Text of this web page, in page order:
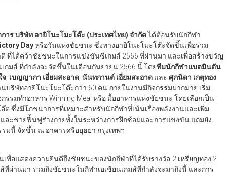
าร บริษัท อายิโนะโมะโต๊ะ (ประเทศไทย) จำกัดได้ต้อนรับนักกีฬา
Dayหรือวันแห่งชัยชนะ ซึ่งทางอายิโนะโมะโต๊ะจัดขึ้นเพื่อร่วม
ได้คว้าชัยชนะในการแข่งขันซีเกมส์ 2566 ที่ผ่านมา และเพื่อสร้างขวัญ
กมส์ ที่กำลังจะจัดขึ้นในเดือนกันยายน 2566 นี้ โดยทีมนักกีฬาแบดมินตัน
จ เบญญาภา เอี่ยมสะอาด นันทกานต์ เอี่ยมสะอาด และ ศุภนิดา เกตุทอง
บริษัทอายิโนะโมะโต๊ะกว่า 60 คน ภายในงานมีกิจกรรมมากมาย เริ่ม
รมทำอาหาร Winning Meal หรือ มื้ออาหารแห่งชัยชนะ โดยเลือกเป็น
ต ซึ่งมีโภชนาการที่เหมาะสำหรับนักกีฬาที่เน้นเรื่องพลังงานและเพิ่ม
ละช่วยฟื้นฟูร่างกายทั้งในระหว่างการฝึกซ้อมและการแข่งขัน แถมยัง
มนี้ จัดขึ้น ณ อาคารศรีอยุธยา กรุงเทพฯ
พื่อแสดงความยินดีถึงชัยชนะของนักกีฬาที่ได้รับรางวัล 2 เหรียญทอง 2
ที่ผ่านมา รวมถึงชัยชนะในกีฬาเอเชียนเกมส์ที่กำลังจะมาถึงนี้ และการ